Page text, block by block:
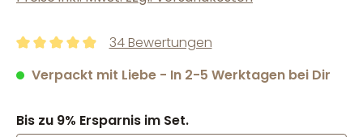
34 Bewertungen
Verpackt mit Liebe - In 2-5 Werktagen bei Dir
Bis zu 9% Ersparnis im Set.